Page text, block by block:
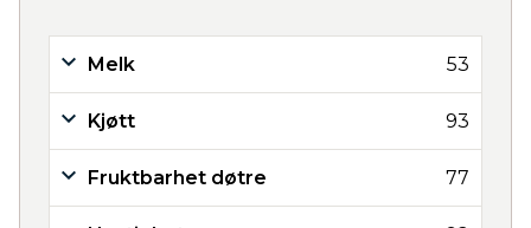
Melk 53
Kjøtt 93
Fruktbarhet døtre 77